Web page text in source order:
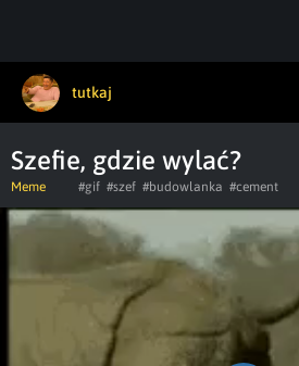
tutkaj
Szefie, gdzie wylać?
Meme #gif #szef #budowlanka #cement